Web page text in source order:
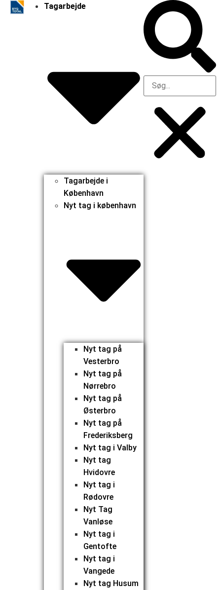
Tagarbejde
Tagarbejde i
København
Nyt tag i københavn
Nyt tag på
Vesterbro
Nyt tag på
Nørrebro
Nyt tag på
Østerbro
Nyt tag på
Frederiksberg
Nyt tag i Valby
Nyt tag
Hvidovre
Nyt tag i
Rødovre
Nyt Tag
Vanløse
Nyt tag i
Gentofte
Nyt tag i
Vangede
Nyt tag Husum